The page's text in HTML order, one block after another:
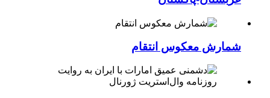
شمارش معکوس انتقام